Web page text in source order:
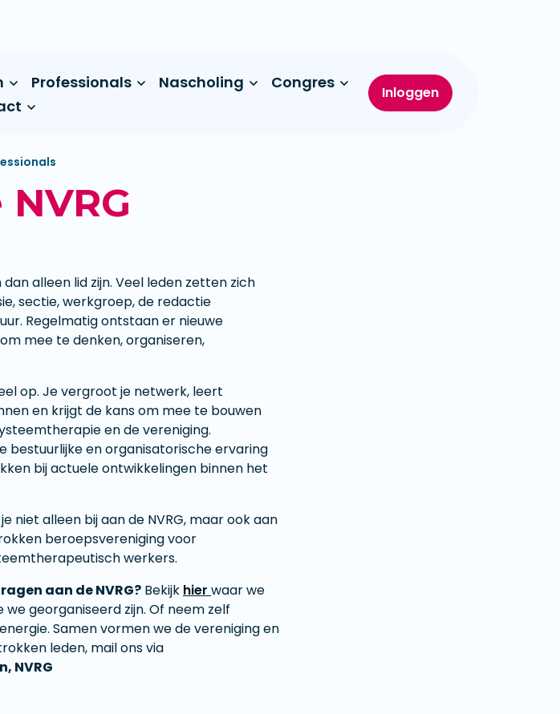
Professionals Nascholing
Congres
Inloggen
dan alleen lid zijn. Veel leden zetten zich
sectie, werkgroep, de redactie
Regelmatig ontstaan er nieuwe
mee te denken, organiseren,
op. Je vergroot je netwerk, leert
en krijgt de kans om mee te bouwen
en de vereniging.
bestuurlijke en organisatorische ervaring
bij actuele ontwikkelingen binnen het
niet alleen bij aan de NVRG, maar ook aan
beroepsvereniging voor
werkers.
aan de NVRG? Bekijk hier waar we
georganiseerd zijn. Of neem zelf
Samen vormen we de vereniging en
leden, mail ons via
NVRG